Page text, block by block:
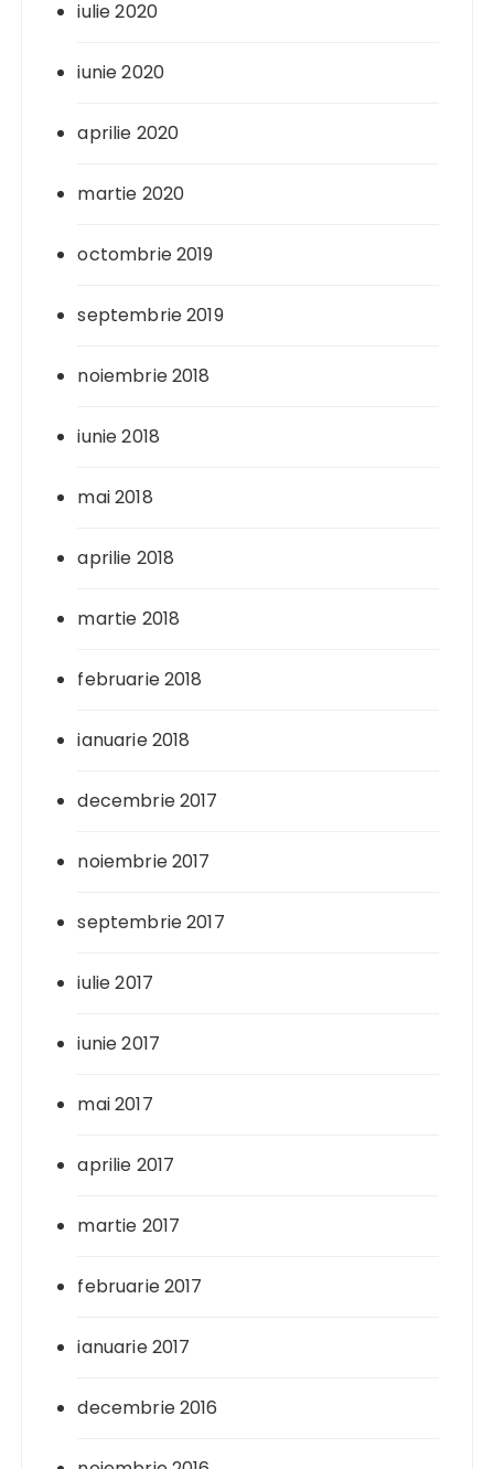
iulie 2020
iunie 2020
aprilie 2020
martie 2020
octombrie 2019
septembrie 2019
noiembrie 2018
iunie 2018
mai 2018
aprilie 2018
martie 2018
februarie 2018
ianuarie 2018
decembrie 2017
noiembrie 2017
septembrie 2017
iulie 2017
iunie 2017
mai 2017
aprilie 2017
martie 2017
februarie 2017
ianuarie 2017
decembrie 2016